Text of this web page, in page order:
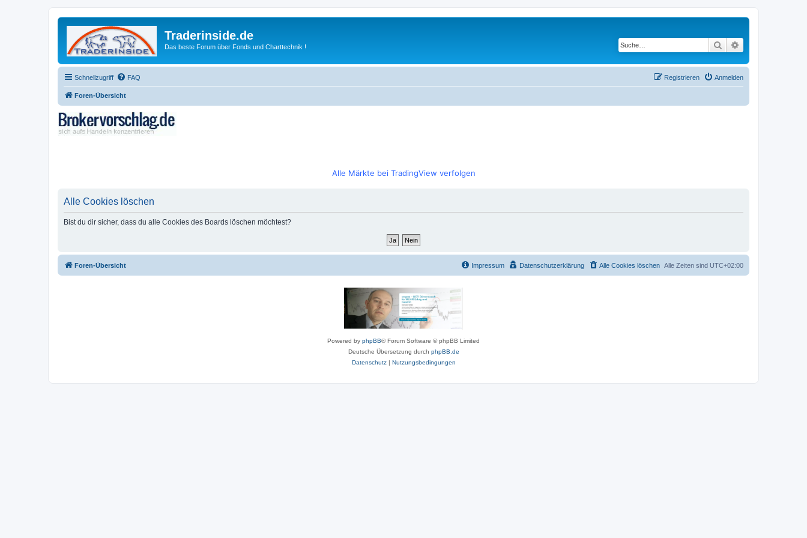
Traderinside.de
Das beste Forum über Fonds und Charttechnik ! Suche
Schnellzugriff FAQ Anmelden
Registrieren
Foren-Übersicht
Alle Märkte bei TradingView verfolgen
Alle Cookies löschen
Bist du dir sicher, dass du alle Cookies des Boards löschen möchtest?
Foren-Übersicht Alle Zeiten sind UTC+02:00
Alle Cookies löschen
Datenschutzerklärung
Impressum
Powered by phpBB® Forum Software © phpBB Limited
Deutsche Übersetzung durch phpBB.de
Datenschutz| Nutzungsbedingungen